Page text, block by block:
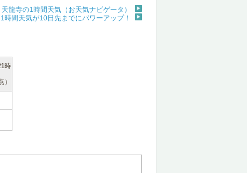
天龍寺の1時間天気（お天気ナビゲータ）
1時間天気が10日先までにパワーアップ！
時
）